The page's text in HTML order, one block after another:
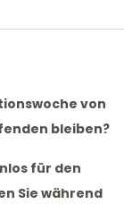
von
bleiben?
für den
Sie während